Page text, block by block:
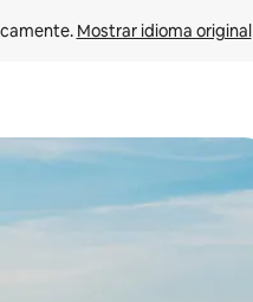
Mostrar idioma original